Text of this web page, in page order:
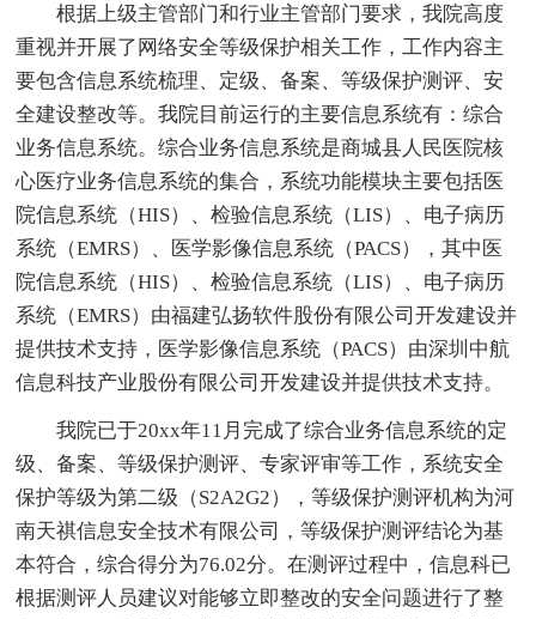
根据上级主管部门和行业主管部门要求，我院高度
重视并开展了网络安全等级保护相关工作，工作内容主
要包含信息系统梳理、定级、备案、等级保护测评、安
全建设整改等。我院目前运行的主要信息系统有：综合
业务信息系统。综合业务信息系统是商城县人民医院核
心医疗业务信息系统的集合，系统功能模块主要包括医
院信息系统（HIS）、检验信息系统（LIS）、电子病历
系统（EMRS）、医学影像信息系统（PACS），其中医
院信息系统（HIS）、检验信息系统（LIS）、电子病历
系统（EMRS）由福建弘扬软件股份有限公司开发建设并
提供技术支持，医学影像信息系统（PACS）由深圳中航
信息科技产业股份有限公司开发建设并提供技术支持。
我院已于20xx年11月完成了综合业务信息系统的定
级、备案、等级保护测评、专家评审等工作，系统安全
保护等级为第二级（S2A2G2），等级保护测评机构为河
南天祺信息安全技术有限公司，等级保护测评结论为基
本符合，综合得分为76.02分。在测评过程中，信息科已
根据测评人员建议对能够立即整改的安全问题进行了整